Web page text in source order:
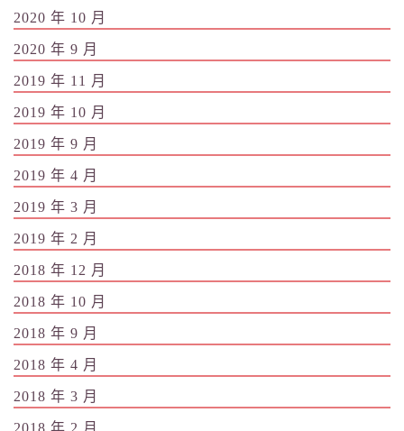
2020 年 10 月
2020 年 9 月
2019 年 11 月
2019 年 10 月
2019 年 9 月
2019 年 4 月
2019 年 3 月
2019 年 2 月
2018 年 12 月
2018 年 10 月
2018 年 9 月
2018 年 4 月
2018 年 3 月